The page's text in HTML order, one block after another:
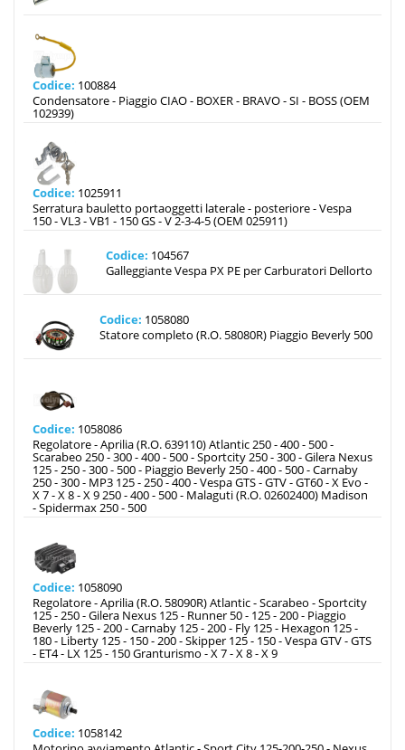
Codice: 100884
Condensatore - Piaggio CIAO - BOXER - BRAVO - SI - BOSS (OEM
102939)
Codice: 1025911
Serratura bauletto portaoggetti laterale - posteriore - Vespa
150 - VL3 - VB1 - 150 GS - V 2-3-4-5 (OEM 025911)
Codice: 104567
Galleggiante Vespa PX PE per Carburatori Dellorto
Codice: 1058080
Statore completo (R.O. 58080R) Piaggio Beverly 500
Codice: 1058086
Regolatore - Aprilia (R.O. 639110) Atlantic 250 - 400 - 500 -
Scarabeo 250 - 300 - 400 - 500 - Sportcity 250 - 300 - Gilera Nexus
125 - 250 - 300 - 500 - Piaggio Beverly 250 - 400 - 500 - Carnaby
250 - 300 - MP3 125 - 250 - 400 - Vespa GTS - GTV - GT60 - X Evo -
X 7 - X 8 - X 9 250 - 400 - 500 - Malaguti (R.O. 02602400) Madison
- Spidermax 250 - 500
Codice: 1058090
Regolatore - Aprilia (R.O. 58090R) Atlantic - Scarabeo - Sportcity
125 - 250 - Gilera Nexus 125 - Runner 50 - 125 - 200 - Piaggio
Beverly 125 - 200 - Carnaby 125 - 200 - Fly 125 - Hexagon 125 -
180 - Liberty 125 - 150 - 200 - Skipper 125 - 150 - Vespa GTV - GTS
- ET4 - LX 125 - 150 Granturismo - X 7 - X 8 - X 9
Codice: 1058142